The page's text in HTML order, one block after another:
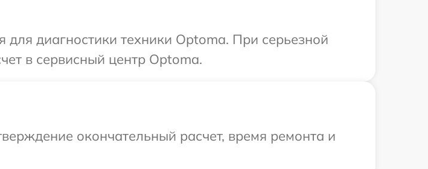
диагностики техники Optoma. При серьезной
в сервисный центр Optoma.
окончательный расчет, время ремонта и